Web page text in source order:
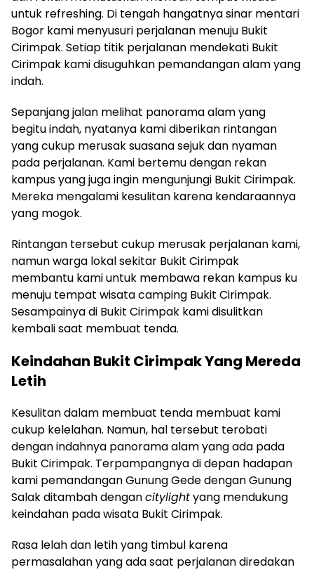
untuk refreshing. Di tengah hangatnya sinar mentari
Bogor kami menyusuri perjalanan menuju Bukit
Cirimpak. Setiap titik perjalanan mendekati Bukit
Cirimpak kami disuguhkan pemandangan alam yang
indah.
Sepanjang jalan melihat panorama alam yang
begitu indah, nyatanya kami diberikan rintangan
yang cukup merusak suasana sejuk dan nyaman
pada perjalanan. Kami bertemu dengan rekan
kampus yang juga ingin mengunjungi Bukit Cirimpak.
Mereka mengalami kesulitan karena kendaraannya
yang mogok.
Rintangan tersebut cukup merusak perjalanan kami,
namun warga lokal sekitar Bukit Cirimpak
membantu kami untuk membawa rekan kampus ku
menuju tempat wisata camping Bukit Cirimpak.
Sesampainya di Bukit Cirimpak kami disulitkan
kembali saat membuat tenda.
Keindahan Bukit Cirimpak Yang Mereda
Letih
Kesulitan dalam membuat tenda membuat kami
cukup kelelahan. Namun, hal tersebut terobati
dengan indahnya panorama alam yang ada pada
Bukit Cirimpak. Terpampangnya di depan hadapan
kami pemandangan Gunung Gede dengan Gunung
Salak ditambah dengancitylightyang mendukung
keindahan pada wisata Bukit Cirimpak.
Rasa lelah dan letih yang timbul karena
permasalahan yang ada saat perjalanan diredakan